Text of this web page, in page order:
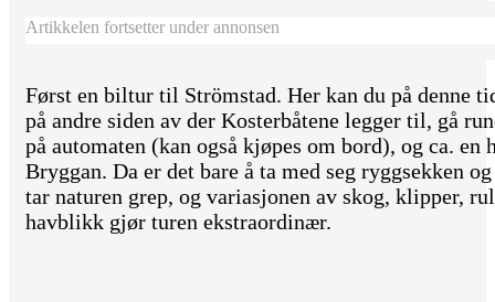
Artikkelen fortsetter under annonsen
Først en biltur til Strömstad. Her kan du på denne
på andre siden av der Kosterbåtene legger til, gå
på automaten (kan også kjøpes om bord), og ca. en
Bryggan. Da er det bare å ta med seg ryggsekken
tar naturen grep, og variasjonen av skog, klipper,
havblikk gjør turen ekstraordinær.